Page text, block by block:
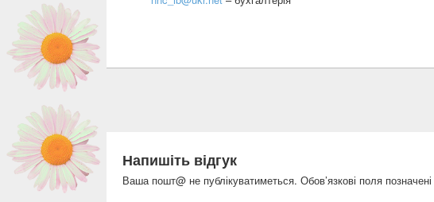
Напишіть відгук
Ваша пошт@ не публікуватиметься. Обов’язкові поля